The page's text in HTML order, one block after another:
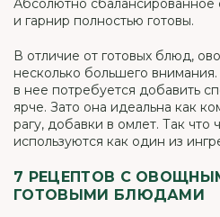
Абсолютно сбалансированное
и гарнир полностью готовы.
В отличие от готовых блюд,
несколько большего
в нее потребуется добавить
ярче. Зато она идеальна как
рагу, добавки в омлет. Так что
используются как один из
7 РЕЦЕПТОВ С
ГОТОВЫМИ БЛЮДАМИ